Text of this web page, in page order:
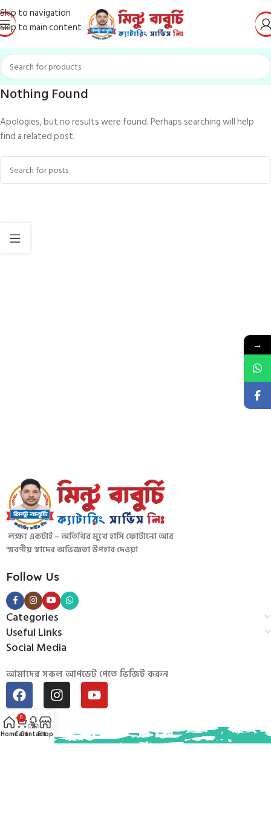
Skip to navigation
Skip to main content
Nothing Found
Apologies, but no results were found. Perhaps searching will help
find a related post.
লক্ষ্য একটাই – অতিথির মুখে হাসি ফোটানো আর
স্মরণীয় স্বাদের অভিজ্ঞতা উপহার দেওয়া
Follow Us
Categories
Useful Links
Social Media
আমাদের সকল আপডেট পেতে ভিজিট করুন
Home
0
CartContact
Shop
→